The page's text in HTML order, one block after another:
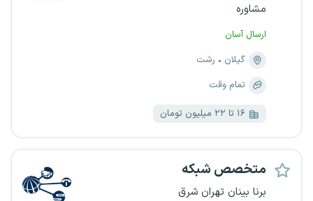
مشاوره
ارسال آسان
گیلان
رشت
تمام وقت
۱۶ تا ۲۲ میلیون تومان
متخصص شبکه
برنا بینان تهران شرق